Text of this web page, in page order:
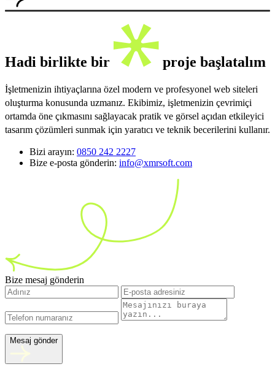
Hadi birlikte bir proje başlatalım
İşletmenizin ihtiyaçlarına özel modern ve profesyonel web siteleri
oluşturma konusunda uzmanız. Ekibimiz, işletmenizin çevrimiçi
ortamda öne çıkmasını sağlayacak pratik ve görsel açıdan etkileyici
tasarım çözümleri sunmak için yaratıcı ve teknik becerilerini kullanır.
Bizi arayın: 0850 242 2227
Bize e-posta gönderin: info@xmrsoft.com
Bize mesaj gönderin
Mesaj gönder